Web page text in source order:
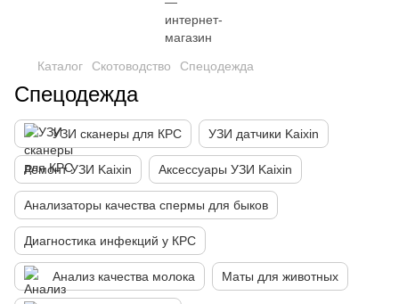
Каталог Скотоводство Спецодежда
Спецодежда
УЗИ сканеры для КРС УЗИ датчики Kaixin
Ремонт УЗИ Kaixin Аксессуары УЗИ Kaixin
Анализаторы качества спермы для быков
Диагностика инфекций у КРС
Анализ качества молока Маты для животных